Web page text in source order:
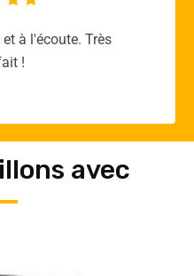
votre expertise!
avec